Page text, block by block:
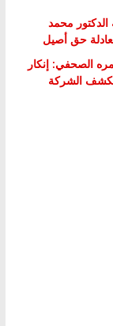
محمد
حق أصيل
الصحفي: إنكار
بكشف الشركة